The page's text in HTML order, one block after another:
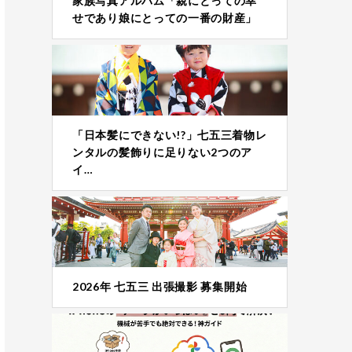
せであり娘にとっての一番の財産」
「日本髪にできない!?」七五三着物レ
ンタルの髪飾りに足りない2つのア
イ…
2026年 七五三 出張撮影 募集開始